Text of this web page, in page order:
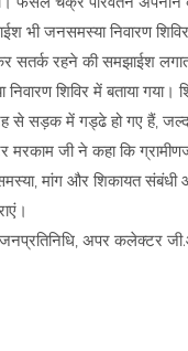
जनसमस्या निवारण शिविर
कर सतर्क रहने की समझाईश
शिविर में बताया गया।
से सड़क में गड्ढे हो गए हैं,
मरकाम जी ने कहा कि
समस्या, मांग और शिकायत
अपर कलेक्टर